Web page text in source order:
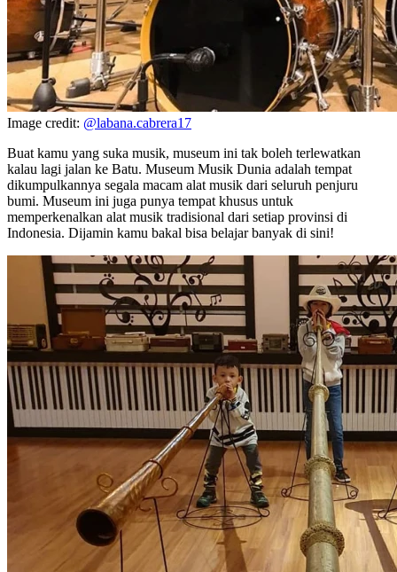
Image credit: @labana.cabrera17
Buat kamu yang suka musik, museum ini tak boleh terlewatkan
kalau lagi jalan ke Batu. Museum Musik Dunia adalah tempat
dikumpulkannya segala macam alat musik dari seluruh penjuru
bumi. Museum ini juga punya tempat khusus untuk
memperkenalkan alat musik tradisional dari setiap provinsi di
Indonesia. Dijamin kamu bakal bisa belajar banyak di sini!